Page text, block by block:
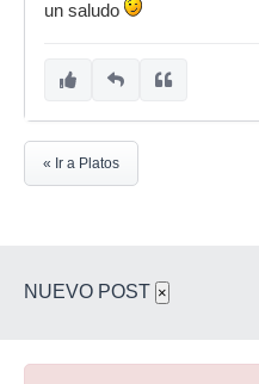
un saludo
« Ir a Platos
NUEVO POST ×